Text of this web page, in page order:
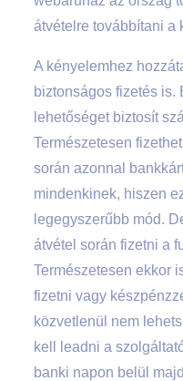
átvételre továbbítani a
A kényelemhez
biztonságos fizetés is.
lehetőséget biztosít
Természetesen
során azonnal
mindenkinek, hiszen
legegyszerűbb mód.
átvétel során fizetni a
Természetesen ekkor
fizetni vagy
közvetlenül nem
kell leadni a
banki napon belül